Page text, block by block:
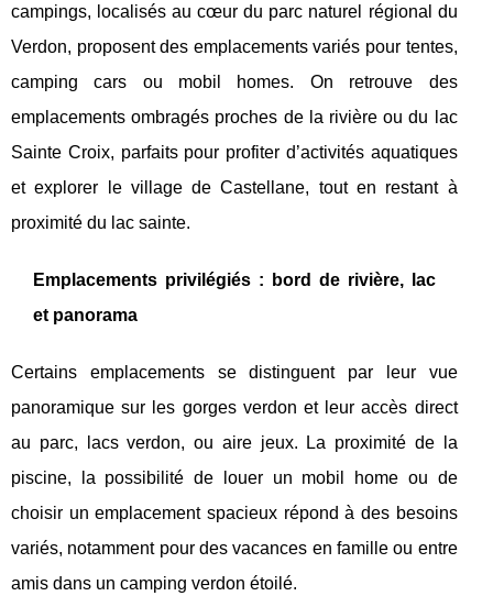
campings, localisés au cœur du parc naturel régional du
Verdon, proposent des emplacements variés pour tentes,
camping cars ou mobil homes. On retrouve des
emplacements ombragés proches de la rivière ou du lac
Sainte Croix, parfaits pour profiter d’activités aquatiques
et explorer le village de Castellane, tout en restant à
proximité du lac sainte.
Emplacements privilégiés : bord de rivière, lac
et panorama
Certains emplacements se distinguent par leur vue
panoramique sur les gorges verdon et leur accès direct
au parc, lacs verdon, ou aire jeux. La proximité de la
piscine, la possibilité de louer un mobil home ou de
choisir un emplacement spacieux répond à des besoins
variés, notamment pour des vacances en famille ou entre
amis dans un camping verdon étoilé.